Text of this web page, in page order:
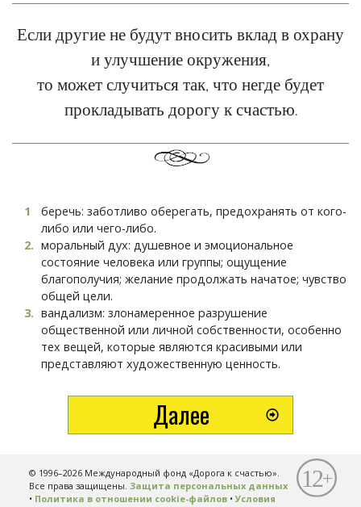
Если другие не будут вносить вклад в охрану
и улучшение окружения,
то может случиться так, что негде будет
прокладывать дорогу к счастью.
1
беречь: заботливо оберегать, предохранять от кого-
либо или чего-либо.
2. моральный дух: душевное и эмоциональное
состояние человека или группы; ощущение
благополучия; желание продолжать начатое; чувство
общей цели.
3. вандализм: злонамеренное разрушение
общественной или личной собственности, особенно
тех вещей, которые являются красивыми или
представляют художественную ценность.
Далее
© 1996–2026 Международный фонд «Дорога к счастью».
Все права защищены. Защита персональных данных
• Политика в отношении cookie-файлов• Условия